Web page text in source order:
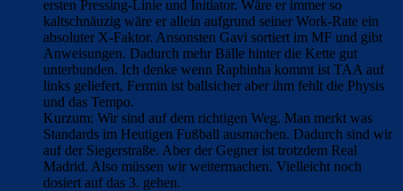
ersten Pressing-Linie und Initiator. Wäre er immer so
kaltschnäuzig wäre er allein aufgrund seiner Work-Rate ein
absoluter X-Faktor. Ansonsten Gavi sortiert im MF und gibt
Anweisungen. Dadurch mehr Bälle hinter die Kette gut
unterbunden. Ich denke wenn Raphinha kommt ist TAA auf
links geliefert, Fermin ist ballsicher aber ihm fehlt die Physis
und das Tempo.
Kurzum: Wir sind auf dem richtigen Weg. Man merkt was
Standards im Heutigen Fußball ausmachen. Dadurch sind wir
auf der Siegerstraße. Aber der Gegner ist trotzdem Real
Madrid. Also müssen wir weitermachen. Vielleicht noch
dosiert auf das 3. gehen.